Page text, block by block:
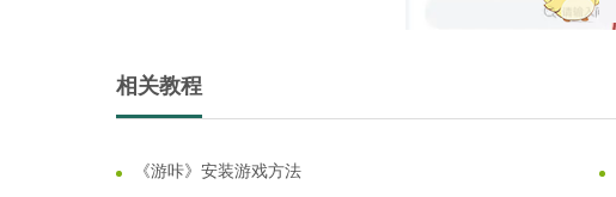
相关教程
《游咔》安装游戏方法